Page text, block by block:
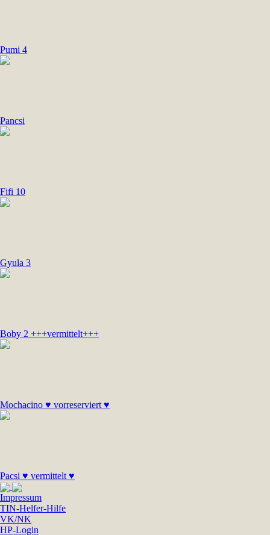
Pumi 4
Pancsi
Fifi 10
Gyula 3
Boby 2 +++vermittelt+++
Mochacino ♥ vorreserviert ♥
Pacsi ♥ vermittelt ♥
Impressum
TIN-Helfer-Hilfe
VK/NK
HP-Login